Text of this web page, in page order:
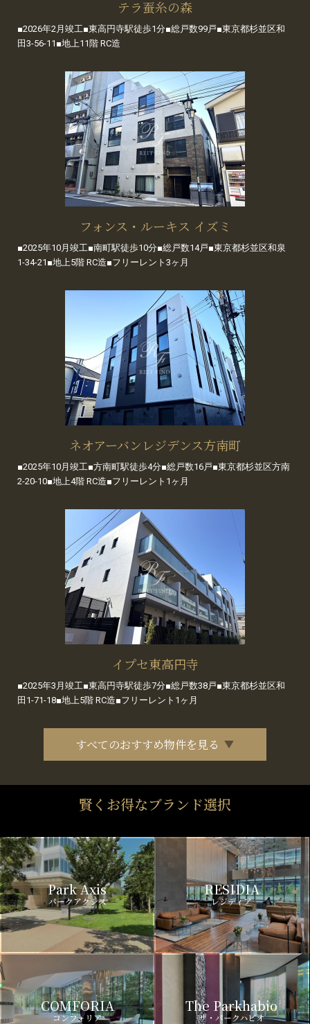
テラ蚕糸の森
■2026年2月竣工■東高円寺駅徒歩1分■総戸数99戸■東京都杉並区和
田3-56-11■地上11階 RC造
フォンス・ルーキス イズミ
■2025年10月竣工■南町駅徒歩10分■総戸数14戸■東京都杉並区和泉
1-34-21■地上5階 RC造■フリーレント3ヶ月
ネオアーバンレジデンス方南町
■2025年10月竣工■方南町駅徒歩4分■総戸数16戸■東京都杉並区方南
2-20-10■地上4階 RC造■フリーレント1ヶ月
イプセ東高円寺
■2025年3月竣工■東高円寺駅徒歩7分■総戸数38戸■東京都杉並区和
田1-71-18■地上5階 RC造■フリーレント1ヶ月
すべてのおすすめ物件を見る
賢くお得なブランド選択
Park Axis
パークアクシス
RESIDIA
レジディア
COMFORIA
コンフォリア
The Parkhabio
ザ・パークハビオ